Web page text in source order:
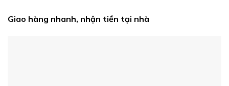
Giao hàng nhanh, nhận tiền tại nhà